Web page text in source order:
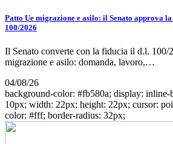
Patto Ue migrazione e asilo: il Senato approva
100/2026
Il Senato converte con la fiducia il d.l. 100/
migrazione e asilo: domanda, lavoro,…
04/08/26
background-color: #fb580a; display:
10px; width: 22px; height: 22px; cursor:
color: #fff; border-radius: 32px;